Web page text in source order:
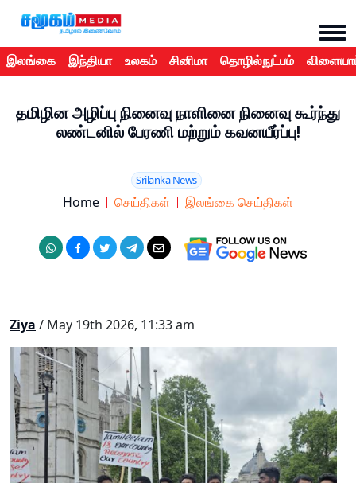
இலங்கை இந்தியா உலகம் சினிமா தொழில்நுட்பம்
தமிழின அழிப்பு நினைவு நாளினை நினைவு கூர்ந்து
லண்டனில் பேரணி மற்றும் கவனயீர்ப்பு!
Srilanka News
Home செய்திகள் இலங்கை செய்திகள்
Ziya / May 19th 2026, 11:33 am